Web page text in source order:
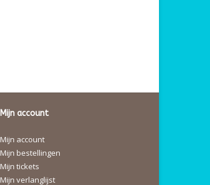
Mijn account
Mijn account
Mijn bestellingen
Mijn tickets
Mijn verlanglijst